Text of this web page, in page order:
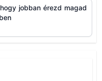
jobban érezd magad